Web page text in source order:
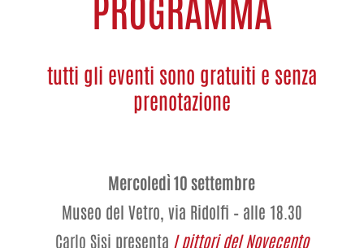
tutti gli eventi sono gratuiti e senza
prenotazione
Mercoledì 10 settembre
Museo del Vetro, via Ridolfi – alle 18.30
Carlo Sisi presenta I pittori del Novecento